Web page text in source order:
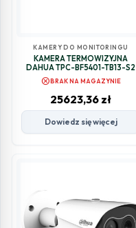
KAMERY DO MONITORINGU
KAMERA TERMOWIZYJNA
DAHUA TPC-BF5401-TB13-S2
cancelBRAK NA MAGAZYNIE
25623,36 zł
Dowiedz się więcej